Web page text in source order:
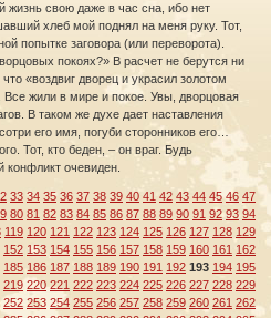
жизнь свою даже в час сна, ибо нет
хлеб мой поднял на меня руку. Тот,
попытке заговора (или переворота).
покоях?» В расчет не берутся ни
«воздвиг дворец и украсил золотом
жили в мире и покое. Увы, дворцовая
В таком же духе дает наставления
его имя, погуби сторонников его…
Тот, кто беден, – он враг. Будь
очевиден.
33 34 35 36 37 38 39 40 41 42 43 44 45 46 47
80 81 82 83 84 85 86 87 88 89 90 91 92 93 94
119 120 121 122 123 124 125 126 127 128 129
152 153 154 155 156 157 158 159 160 161 162
185 186 187 188 189 190 191 192 193 194 195
219 220 221 222 223 224 225 226 227 228 229
252 253 254 255 256 257 258 259 260 261 262